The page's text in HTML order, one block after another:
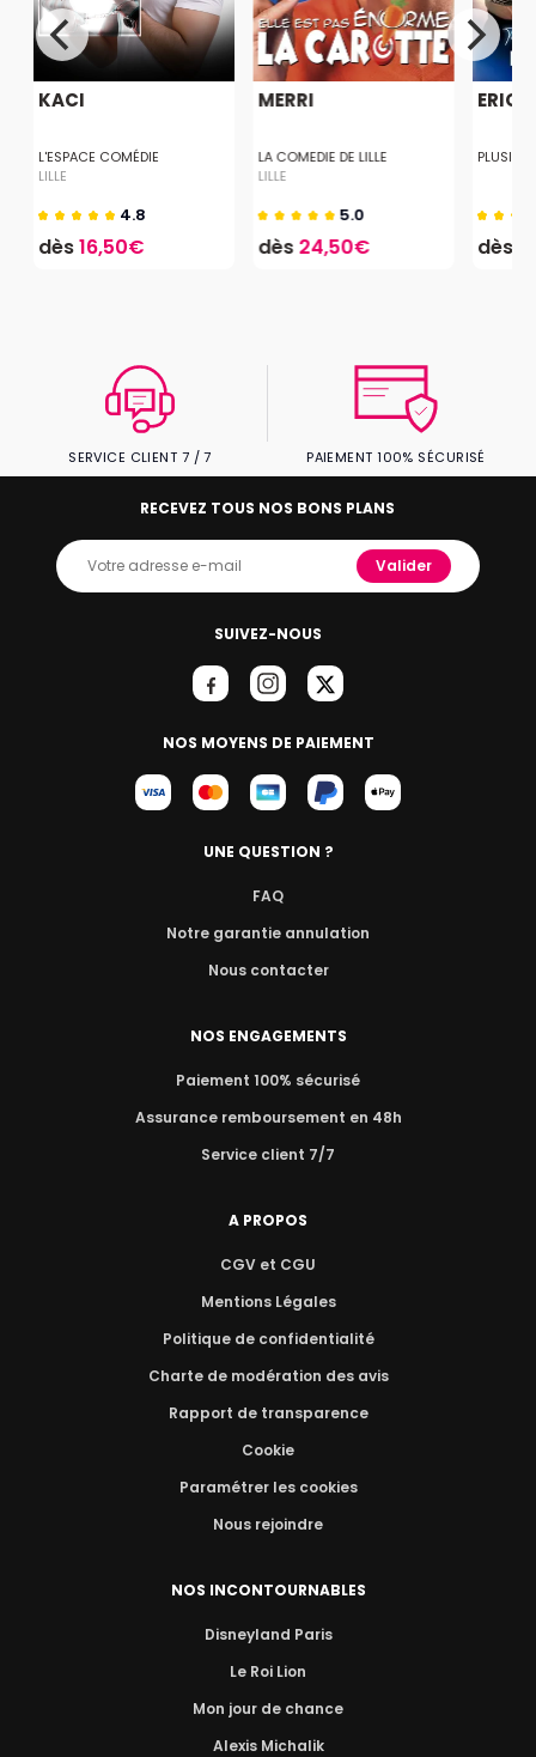
KACI
L'ESPACE COMÉDIE
LILLE
4.8
dès16,50€
MERRI
LA COMEDIE DE LILLE
LILLE
5.0
dès24,50€ dès
SERVICE CLIENT 7 / 7 PAIEMENT 100% SÉCURISÉ
SUIVEZ-NOUS
NOS MOYENS DE PAIEMENT
RECEVEZ TOUS NOS BONS PLANS
Valider
UNE QUESTION ?
FAQ
Notre garantie annulation
Nous contacter
NOS ENGAGEMENTS
Paiement 100% sécurisé
Assurance remboursement en 48h
Service client 7/7
A PROPOS
CGV et CGU
Mentions Légales
Politique de confidentialité
Charte de modération des avis
Rapport de transparence
Cookie
Paramétrer les cookies
Nous rejoindre
NOS INCONTOURNABLES
Disneyland Paris
Le Roi Lion
Mon jour de chance
Alexis Michalik